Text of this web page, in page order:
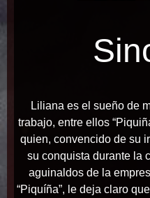
Liliana es el sueño de
trabajo, entre ellos
quien, convencido de su
su conquista durante la
aguinaldos de la
“Piquíña”, le deja claro